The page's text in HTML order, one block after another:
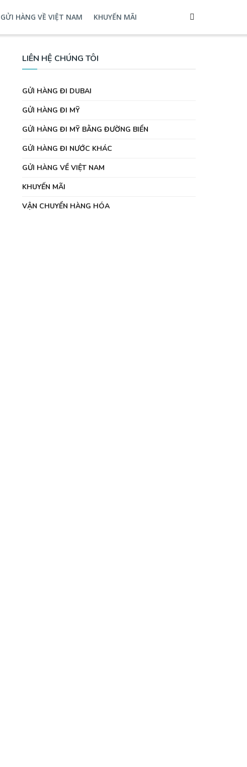
GỬI HÀNG VỀ VIỆT NAM KHUYẾN MÃI
LIÊN HỆ CHÚNG TÔI
GỬI HÀNG ĐI DUBAI
GỬI HÀNG ĐI MỸ
GỬI HÀNG ĐI MỸ BẰNG ĐƯỜNG BIỂN
GỬI HÀNG ĐI NƯỚC KHÁC
GỬI HÀNG VỀ VIỆT NAM
KHUYẾN MÃI
VẬN CHUYỂN HÀNG HÓA